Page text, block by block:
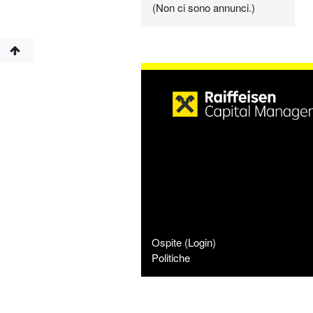
(Non ci sono annunci.)
Ospite (Login)
Politiche